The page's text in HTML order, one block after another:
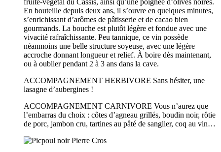
fruité-végétal du Cassis, ainsi qu’une poignée d’olives noires.
En bouteille depuis deux ans, il s’ouvre en quelques minutes,
s’enrichissant d’arômes de pâtisserie et de cacao bien
gourmands. La bouche est plutôt légère et fondue avec une
vivacité rafraîchissante. Peu tannique, ce vin possède
néanmoins une belle structure soyeuse, avec une légère
accroche donnant longueur et relief. À boire dès maintenant,
ou à oublier pendant 2 à 3 ans dans la cave.
ACCOMPAGNEMENT HERBIVORE Sans hésiter, une
lasagne d’aubergines !
ACCOMPAGNEMENT CARNIVORE Vous n’aurez que
l’embarras du choix : côtes d’agneau grillés, boudin noir, rôtie
de porc, jambon cru, tartines au pâté de sanglier, coq au vin…